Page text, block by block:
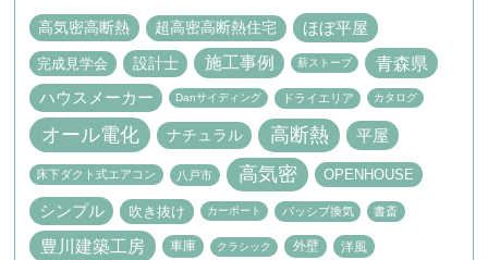
高気密高断熱 超高密高断熱住宅 ほぼ平屋
完成見学会 設計士 施工事例 薪ストーブ 青森県
ハウスメーカー Danサイディング ドライエリア カタログ
オール電化 ナチュラル 高断熱 平屋
床下ダクト式エアコン 八戸市 高気密 OPENHOUSE
シンプル 吹き抜け カーポート パッシブ換気 書斎
豊川建築工房 車庫 クラシック 外壁 洋風